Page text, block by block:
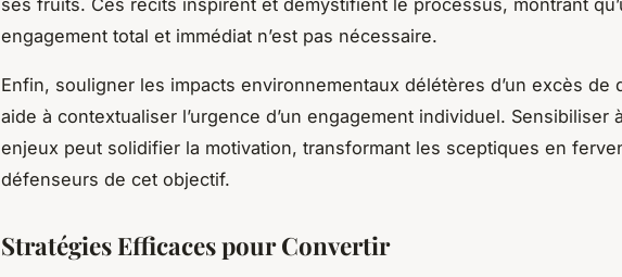
ses fruits. Ces récits inspirent et démystifient le processus, montrant
engagement total et immédiat n’est pas nécessaire.
Enfin, souligner les impacts environnementaux délétères d’un excès de
aide à contextualiser l’urgence d’un engagement individuel. Sensibiliser
enjeux peut solidifier la motivation, transformant les sceptiques en
défenseurs de cet objectif.
Stratégies Efficaces pour Convertir